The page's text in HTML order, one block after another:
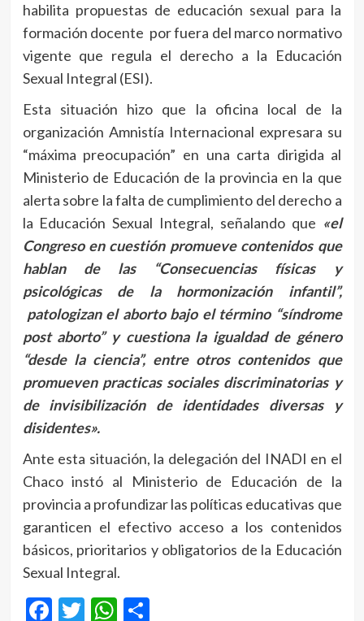
habilita propuestas de educación sexual para la
formación docente por fuera del marco normativo
vigente que regula el derecho a la Educación
Sexual Integral (ESI).
Esta situación hizo que la oficina local de la
organización Amnistía Internacional expresara su
“máxima preocupación” en una carta dirigida al
Ministerio de Educación de la provincia en la que
alerta sobre la falta de cumplimiento del derecho a
la Educación Sexual Integral, señalando que «el
Congreso en cuestión promueve contenidos que
hablan de las “Consecuencias físicas y
psicológicas de la hormonización infantil”,
patologizan el aborto bajo el término “síndrome
post aborto” y cuestiona la igualdad de género
“desde la ciencia”, entre otros contenidos que
promueven practicas sociales discriminatorias y
de invisibilización de identidades diversas y
disidentes».
Ante esta situación, la delegación del INADI en el
Chaco instó al Ministerio de Educación de la
provincia a profundizar las políticas educativas que
garanticen el efectivo acceso a los contenidos
básicos, prioritarios y obligatorios de la Educación
Sexual Integral.
Facebook
Twitter
WhatsApp
Compartir